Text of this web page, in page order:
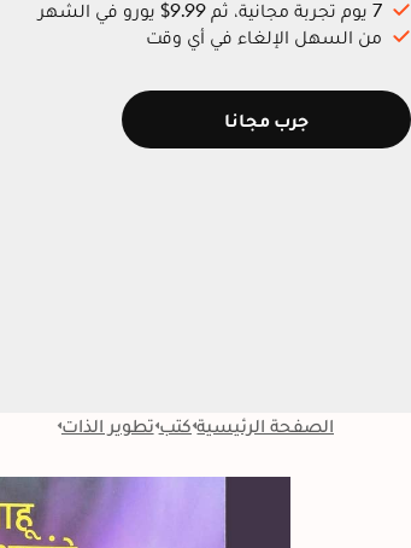
7 يوم تجربة مجانية، ثم 9.99$ يورو في الشهر
من السهل الإلغاء في أي وقت
جرب مجانا
الصفحة الرئيسية كتب تطوير الذات